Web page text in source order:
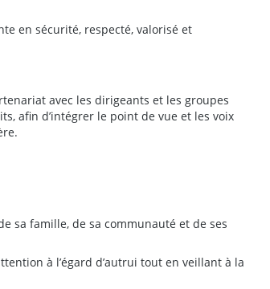
en sécurité, respecté, valorisé et
avec les dirigeants et les groupes
afin d’intégrer le point de vue et les voix
sa famille, de sa communauté et de ses
à l’égard d’autrui tout en veillant à la